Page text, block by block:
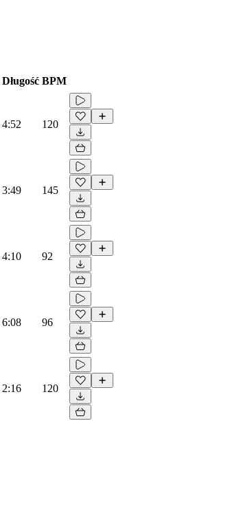
Długość BPM
4:52 120
3:49 145
4:10 92
6:08 96
2:16 120